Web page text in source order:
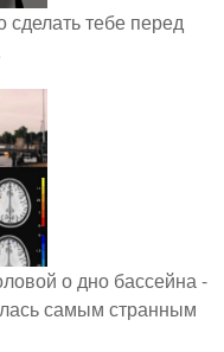
тебе перед
о дно бассейна -
самым странным